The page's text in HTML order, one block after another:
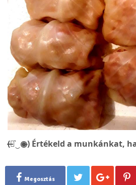
(̶◉͛‿◉̶) Értékeld a munkánkat,
Megosztás